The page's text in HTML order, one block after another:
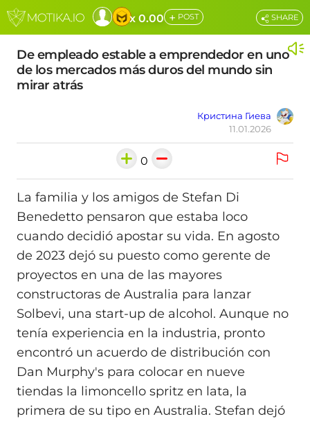
x 0.00 + POST
De empleado estable a emprendedor en uno
de los mercados más duros del mundo sin
mirar atrás
Кристина Гиева
11.01.2026
SHARE
0
La familia y los amigos de Stefan Di
Benedetto pensaron que estaba loco
cuando decidió apostar su vida. En agosto
de 2023 dejó su puesto como gerente de
proyectos en una de las mayores
constructoras de Australia para lanzar
Solbevi, una start‑up de alcohol. Aunque no
tenía experiencia en la industria, pronto
encontró un acuerdo de distribución con
Dan Murphy's para colocar en nueve
tiendas la limoncello spritz en lata, la
primera de su tipo en Australia. Stefan dejó